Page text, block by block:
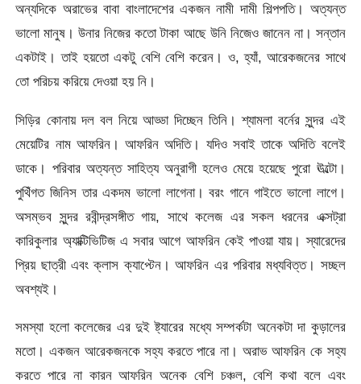
অন্যদিকে অরাভের বাবা বাংলাদেশের একজন নামী দামী শিল্পপতি। অত্যন্ত
ভালো মানুষ। উনার নিজের কতো টাকা আছে উনি নিজেও জানেন না। সন্তান
একটাই। তাই হয়তো একটু বেশি বেশি করেন। ও, হ্যাঁ, আরেকজনের সাথে
তো পরিচয় করিয়ে দেওয়া হয় নি।
সিড়ির কোনায় দল বল নিয়ে আড্ডা দিচ্ছেন তিনি। শ্যামলা বর্নের সুন্দর এই
মেয়েটির নাম আফরিন। আফরিন অদিতি। যদিও সবাই তাকে অদিতি বলেই
ডাকে। পরিবার অত্যন্ত সাহিত্য অনুরাগী হলেও মেয়ে হয়েছে পুরো ঊল্টো।
পুথিঁগত জিনিস তার একদম ভালো লাগেনা। বরং গানে গাইতে ভালো লাগে।
অসম্ভব সুন্দর রবীন্দ্রসঙ্গীত গায়, সাথে কলেজ এর সকল ধরনের এক্সট্রা
কারিকুলার অ্যাক্টিভিটিজ এ সবার আগে আফরিন কেই পাওয়া যায়। স্যারেদের
প্রিয় ছাত্রী এবং ক্লাস ক্যাপ্টেন। আফরিন এর পরিবার মধ্যবিত্ত। সচ্ছল
অবশ্যই।
সমস্যা হলো কলেজের এর দুই ষ্ট্যারের মধ্যে সম্পর্কটা অনেকটা দা কুড়ালের
মতো। একজন আরেকজনকে সহ্য করতে পারে না। অরাভ আফরিন কে সহ্য
করতে পারে না কারন আফরিন অনেক বেশি চঞ্চল, বেশি কথা বলে এবং